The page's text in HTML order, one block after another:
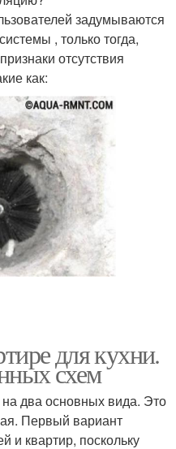
задумываются
, только тогда,
отсутствия
как:
для кухни.
схем
два основных вида. Это
Первый вариант
и квартир, поскольку